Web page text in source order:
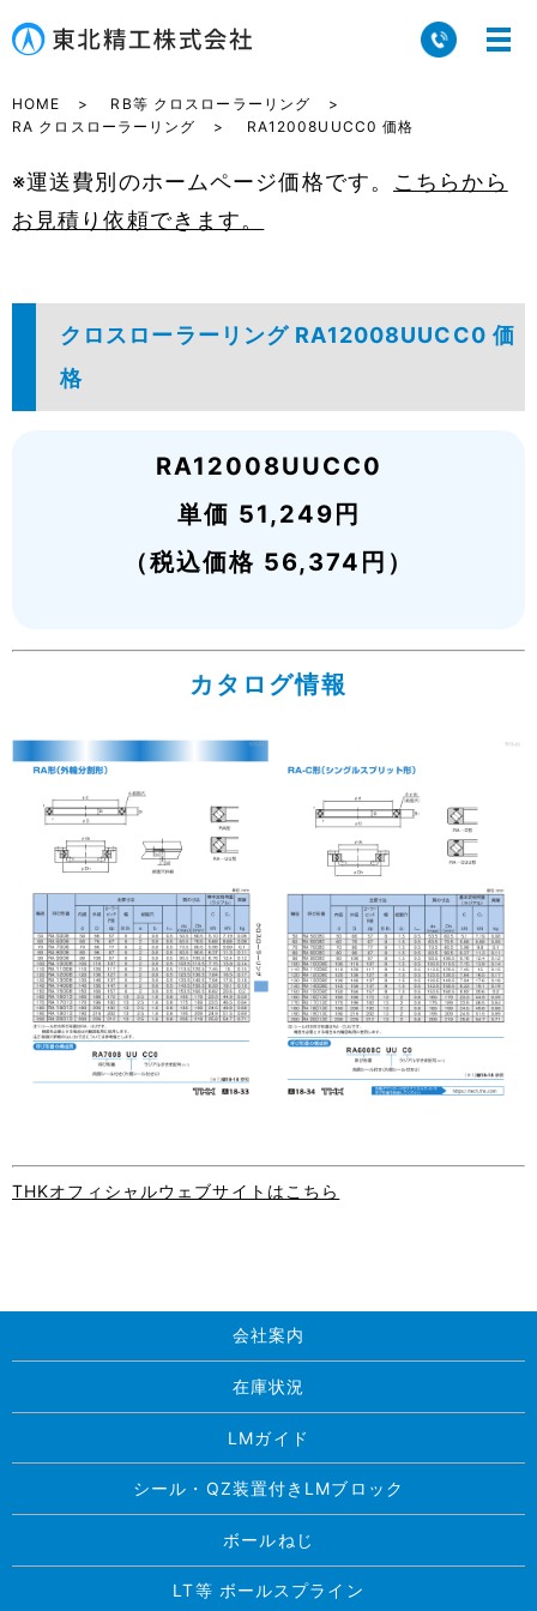
HOME
RB等 クロスローラーリング
RA クロスローラーリング
RA12008UUCC0 価格
※運送費別のホームページ価格です。 こちらから
お見積り依頼できます。
クロスローラーリング RA12008UUCC0 価
格
RA12008UUCC0
単価 51,249円
（税込価格 56,374円）
カタログ情報
THKオフィシャルウェブサイトはこちら
会社案内
在庫状況
LMガイド
シール・QZ装置付きLMブロック
ボールねじ
LT等 ボールスプライン